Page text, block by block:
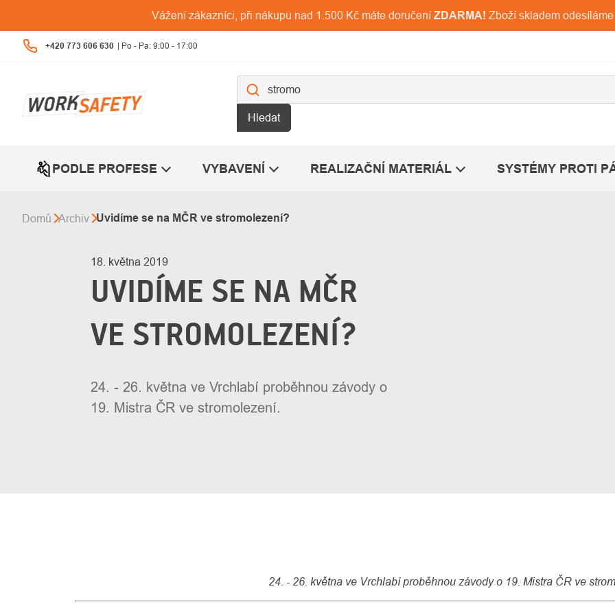
obsah
Vážení zákazníci, při nákupu nad 1.500 Kč máte doručení ZDARMA! Zboží skladem
+420 773 606 630
Hledat
PODLE PROFESE VYBAVENÍ REALIZAČNÍ MATERIÁL SYSTÉMY PROTI
Domů Archiv Uvidíme se na MČR ve stromolezení?
18. května 2019
UVIDÍME SE NA MČR
VE STROMOLEZENÍ?
24. - 26. května ve Vrchlabí proběhnou závody o
19. Mistra ČR ve stromolezení.
24. - 26. května ve Vrchlabí proběhnou závody o 19. Mistra ČR ve